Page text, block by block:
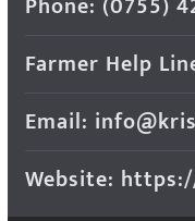
Farmer Help
Email:
Website: